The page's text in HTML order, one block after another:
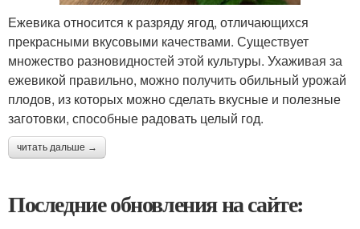
Ежевика относится к разряду ягод, отличающихся
прекрасными вкусовыми качествами. Существует
множество разновидностей этой культуры. Ухаживая за
ежевикой правильно, можно получить обильный урожай
плодов, из которых можно сделать вкусные и полезные
заготовки, способные радовать целый год.
читать дальше →
Последние обновления на сайте: